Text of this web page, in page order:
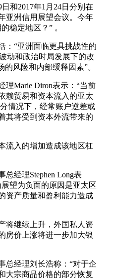
和2017年1月24日分别在
亚洲信用展望会议。今年
稳定地区？” 。
“亚洲面临更具挑战性的
动和政治时局发展下的改
风险和内部缓释因素”。
Marie Diron表示：“当前
赖贸易和资本流入的亚太
情况下，经常账户逆差或
其将受到资本外流带来的
入的增加造成该地区杠
经理Stephen Long表
望为负面的原因是亚太区
资产质量和盈利能力造成
继续上升，外国私人资
房价上涨将进一步加大银
经理刘长浩称：“对于企
大宗商品价格的部分恢复